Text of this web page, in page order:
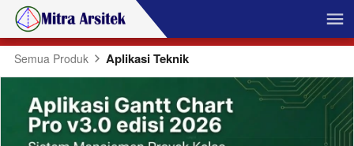
Semua Produk Aplikasi Teknik